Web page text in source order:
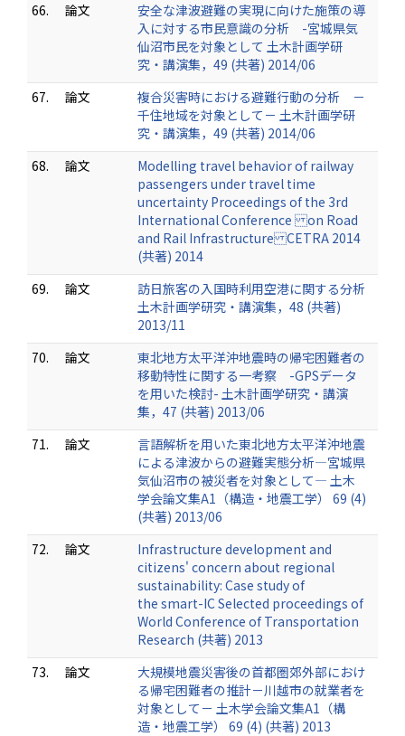
66.
論文
安全な津波避難の実現に向けた施策の導
入に対する市民意識の分析 -宮城県気
仙沼市民を対象として 土木計画学研
究・講演集，49 (共著) 2014/06
67.
論文
複合災害時における避難行動の分析 －
千住地域を対象として－ 土木計画学研
究・講演集，49 (共著) 2014/06
68.
論文
Modelling travel behavior of railway
passengers under travel time
uncertainty Proceedings of the 3rd
International Conference on Road
and Rail Infrastructure CETRA 2014
(共著) 2014
69.
論文
訪日旅客の入国時利用空港に関する分析
土木計画学研究・講演集，48 (共著)
2013/11
70.
論文
東北地方太平洋沖地震時の帰宅困難者の
移動特性に関する一考察 -GPSデータ
を用いた検討- 土木計画学研究・講演
集，47 (共著) 2013/06
71.
論文
言語解析を用いた東北地方太平洋沖地震
による津波からの避難実態分析―宮城県
気仙沼市の被災者を対象として― 土木
学会論文集A1（構造・地震工学） 69 (4)
(共著) 2013/06
72.
論文
Infrastructure development and
citizens' concern about regional
sustainability: Case study of
the smart-IC Selected proceedings of
World Conference of Transportation
Research (共著) 2013
73.
論文
大規模地震災害後の首都圏郊外部におけ
る帰宅困難者の推計－川越市の就業者を
対象として－ 土木学会論文集A1（構
造・地震工学） 69 (4) (共著) 2013